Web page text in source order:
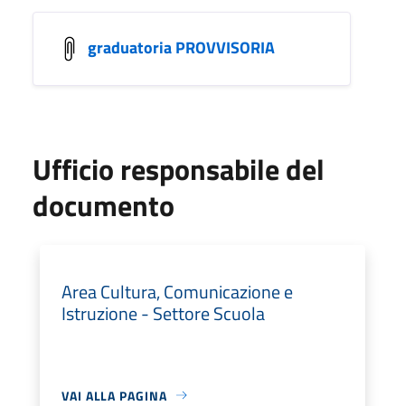
graduatoria PROVVISORIA
Ufficio responsabile del
documento
Area Cultura, Comunicazione e
Istruzione - Settore Scuola
VAI ALLA PAGINA